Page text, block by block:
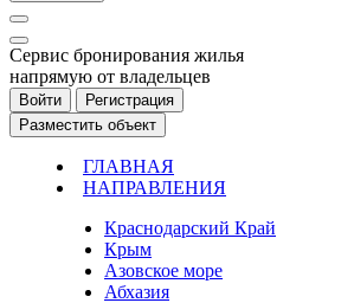
Cервис бронирования жилья
напрямую от владельцев
Войти
Регистрация
Разместить объект
ГЛАВНАЯ
НАПРАВЛЕНИЯ
Краснодарский Край
Крым
Азовское море
Абхазия